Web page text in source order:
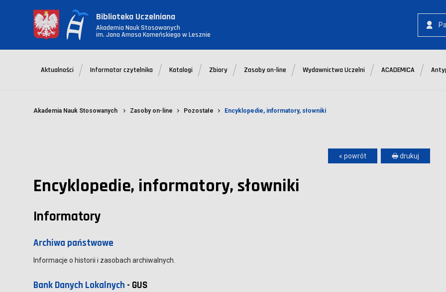
Biblioteka Uczelniana
Akademia Nauk Stosowanych
im. Jana Amosa Komeńskiego w Lesznie
Aktualności Informator czytelnika Katalogi Zbiory Zasoby on-line Wydawnictwa Uczelni ACADEMICA
Akademia Nauk Stosowanych Zasoby on-line Pozostałe Encyklopedie, informatory, słowniki
« powrót 🖶 drukuj
Encyklopedie, informatory, słowniki
Informatory
Archiwa państwowe
Informacje o historii i zasobach archiwalnych.
Bank Danych Lokalnych - GUS